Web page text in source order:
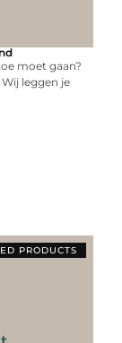
moet gaan?
leggen je
PRODUCTS